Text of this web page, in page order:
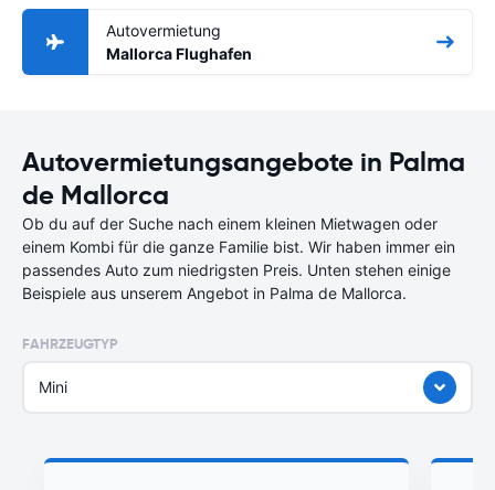
Autovermietung
Mallorca Flughafen
Autovermietungsangebote in Palma
de Mallorca
Ob du auf der Suche nach einem kleinen Mietwagen oder
einem Kombi für die ganze Familie bist. Wir haben immer ein
passendes Auto zum niedrigsten Preis. Unten stehen einige
Beispiele aus unserem Angebot in Palma de Mallorca.
FAHRZEUGTYP
Mini